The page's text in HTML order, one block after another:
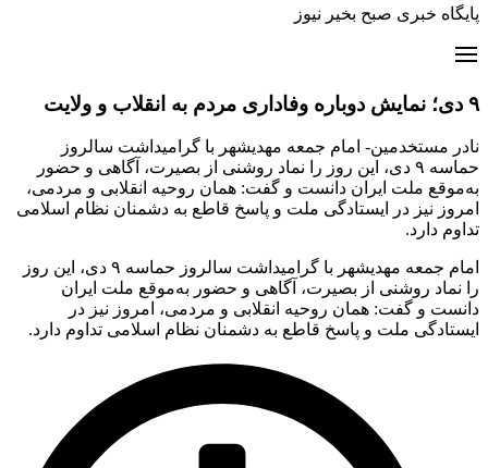
پایگاه خبری صبح بخیر نیوز
۹ دی؛ نمایش دوباره وفاداری مردم به انقلاب و ولایت
نادر مستخدمین- امام جمعه مهدیشهر با گرامیداشت سالروز
حماسه ۹ دی، این روز را نماد روشنی از بصیرت، آگاهی و حضور
به‌موقع ملت ایران دانست و گفت: همان روحیه انقلابی و مردمی،
امروز نیز در ایستادگی ملت و پاسخ قاطع به دشمنان نظام اسلامی
تداوم دارد.
امام جمعه مهدیشهر با گرامیداشت سالروز حماسه ۹ دی، این روز
را نماد روشنی از بصیرت، آگاهی و حضور به‌موقع ملت ایران
دانست و گفت: همان روحیه انقلابی و مردمی، امروز نیز در
ایستادگی ملت و پاسخ قاطع به دشمنان نظام اسلامی تداوم دارد.